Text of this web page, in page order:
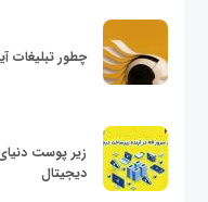
چطور تبلیغات
دیجیتال